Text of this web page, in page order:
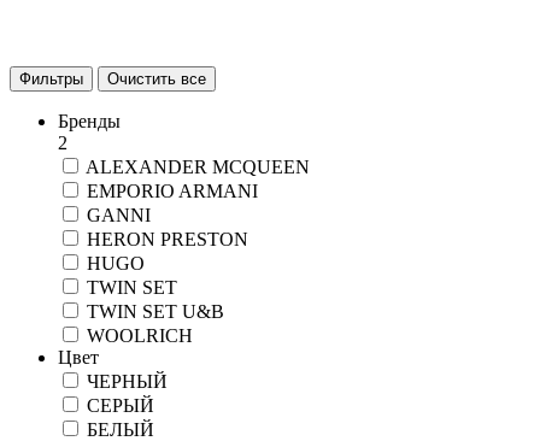
Фильтры Очистить все
Бренды
2
ALEXANDER MCQUEEN
EMPORIO ARMANI
GANNI
HERON PRESTON
HUGO
TWIN SET
TWIN SET U&B
WOOLRICH
Цвет
ЧЕРНЫЙ
СЕРЫЙ
БЕЛЫЙ